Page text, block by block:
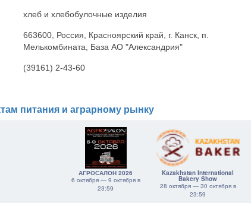
хлеб и хлебобулочные изделия
663600, Россия, Красноярский край, г. Канск, п.
Мелькомбината, База АО "Александрия"
(39161) 2-43-60
питания и аграрному рынку
АГРОСАЛОН 2026
6 октября — 9 октября в
23:59
Kazakhstan International
Bakery Show
28 октября — 30 октября в
23:59